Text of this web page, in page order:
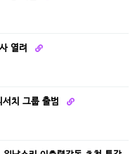
열려
치 그룹 출범